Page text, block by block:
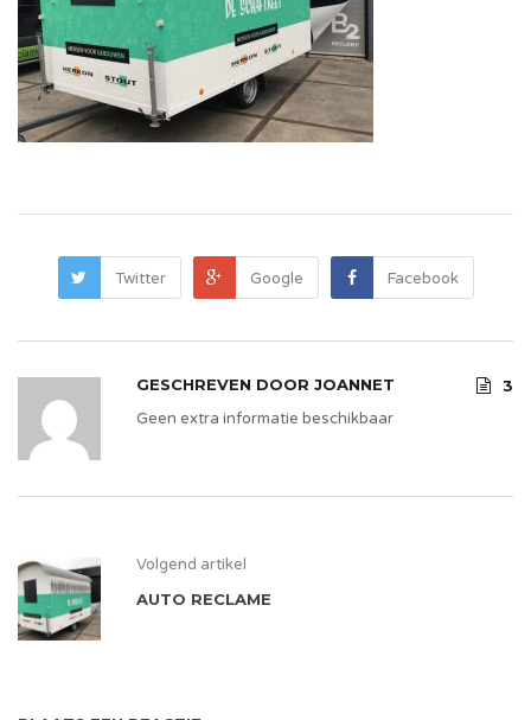
Twitter Google Facebook
GESCHREVEN DOOR JOANNET
3
Geen extra informatie beschikbaar
Volgend artikel
AUTO RECLAME